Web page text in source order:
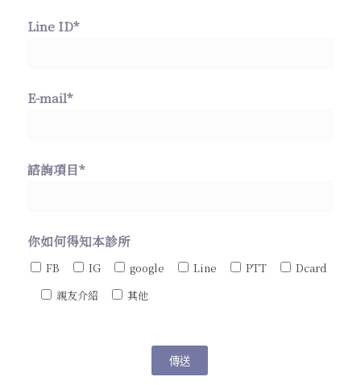
Line ID*
E-mail*
諮詢項目*
你如何得知本診所
FB IG google Line PTT
Dcard
親友介紹
其他